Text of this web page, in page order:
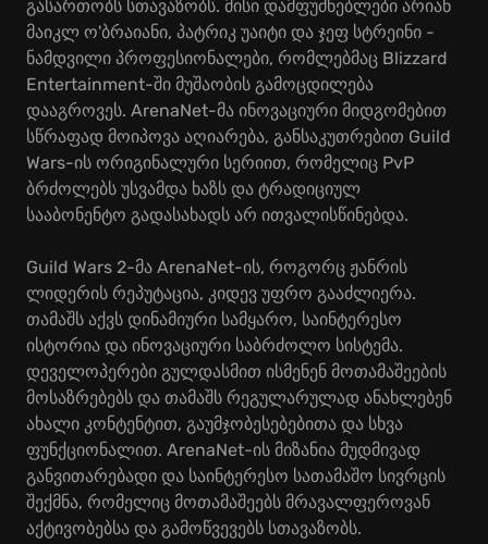
გასართობს სთავაზობს. მისი დამფუძნებლები არიან
მაიკლ ო'ბრაიანი, პატრიკ უაიტი და ჯეფ სტრეინი -
ნამდვილი პროფესიონალები, რომლებმაც Blizzard
Entertainment-ში მუშაობის გამოცდილება
დააგროვეს. ArenaNet-მა ინოვაციური მიდგომებით
სწრაფად მოიპოვა აღიარება, განსაკუთრებით Guild
Wars-ის ორიგინალური სერიით, რომელიც PvP
ბრძოლებს უსვამდა ხაზს და ტრადიციულ
სააბონენტო გადასახადს არ ითვალისწინებდა.
Guild Wars 2-მა ArenaNet-ის, როგორც ჟანრის
ლიდერის რეპუტაცია, კიდევ უფრო გააძლიერა.
თამაშს აქვს დინამიური სამყარო, საინტერესო
ისტორია და ინოვაციური საბრძოლო სისტემა.
დეველოპერები გულდასმით ისმენენ მოთამაშეების
მოსაზრებებს და თამაშს რეგულარულად ანახლებენ
ახალი კონტენტით, გაუმჯობესებებითა და სხვა
ფუნქციონალით. ArenaNet-ის მიზანია მუდმივად
განვითარებადი და საინტერესო სათამაშო სივრცის
შექმნა, რომელიც მოთამაშეებს მრავალფეროვან
აქტივობებსა და გამოწვევებს სთავაზობს.